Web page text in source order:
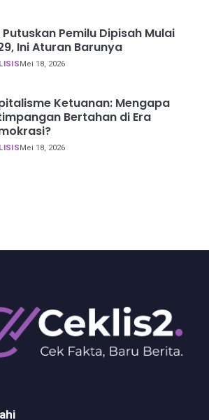
Putuskan Pemilu Dipisah Mulai
Ini Aturan Barunya
Mei 18, 2026
Ketuanan: Mengapa
Bertahan di Era
Mei 18, 2026